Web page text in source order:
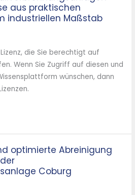
aus praktischen
industriellen Maßstab
die Sie berechtigt auf
Wenn Sie Zugriff auf diesen und
wünschen, dann
optimierte Abreinigung
Coburg